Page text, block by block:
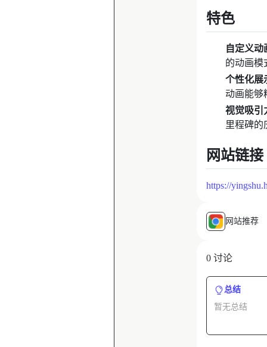
特色
自定义动
的动画模
个性化展
动画能够
视觉吸引
里程碑的
网站链接
https://
网站推荐
0 讨论
总结
暂无总结